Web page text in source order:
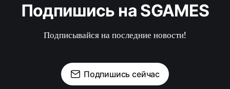
Подпишись на SGAMES
Подписывайся на последние новости!
Подпишись сейчас